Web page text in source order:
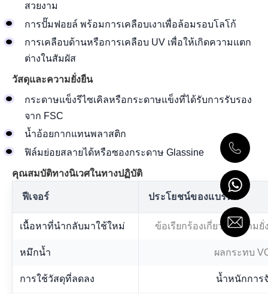
สวยงาม
การปั๊มฟอยล์ พร้อมการเคลือบเงาเพื่อล้อมรอบโลโก้
การเคลือบด้านหรือการเคลือบ UV เพื่อให้เกิดความแตก
ต่างในสัมผัส
วัสดุและความยั่งยืน
กระดาษแข็งรีไซเคิลหรือกระดาษแข็งที่ได้รับการรับรอง
จาก FSC
น้ำอ้อยกากแทนพลาสติก
ฟิล์มย่อยสลายได้หรือซองกระดาษ Glassine
คุณสมบัติทางนิเวศในทางปฏิบัติ
ฟีเจอร์ ประโยชน์ของแบรนด์
เนื้อหาที่นำกลับมาใช้ใหม่ ข้อเรียกร้องเกี่ยวกับความ
หมึกน้ำ ผลกระทบ
การใช้วัสดุที่ลดลง น้ำหนักการ